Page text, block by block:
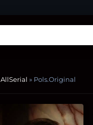
AllSerial » Pols.Original